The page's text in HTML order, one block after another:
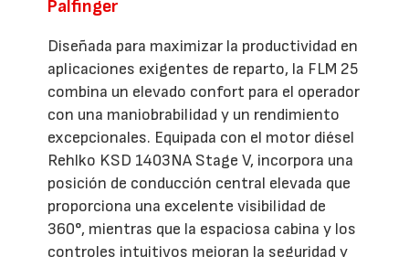
Palfinger
Diseñada para maximizar la productividad en
aplicaciones exigentes de reparto, la FLM 25
combina un elevado confort para el operador
con una maniobrabilidad y un rendimiento
excepcionales. Equipada con el motor diésel
Rehlko KSD 1403NA Stage V, incorpora una
posición de conducción central elevada que
proporciona una excelente visibilidad de
360°, mientras que la espaciosa cabina y los
controles intuitivos mejoran la seguridad y